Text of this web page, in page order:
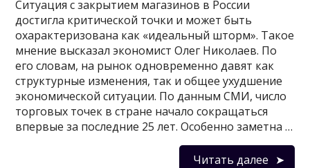
Ситуация с закрытием магазинов в России
достигла критической точки и может быть
охарактеризована как «идеальный шторм». Такое
мнение высказал экономист Олег Николаев. По
его словам, на рынок одновременно давят как
структурные изменения, так и общее ухудшение
экономической ситуации. По данным СМИ, число
торговых точек в стране начало сокращаться
впервые за последние 25 лет. Особенно заметна …
Читать далее